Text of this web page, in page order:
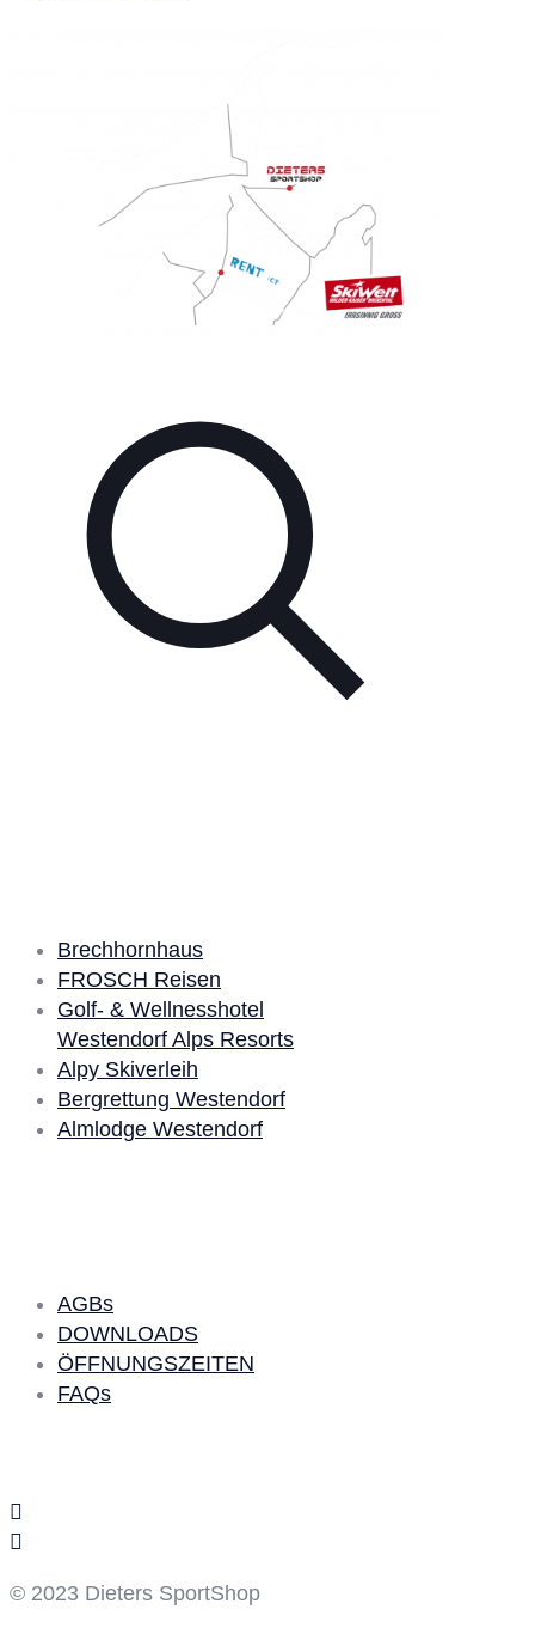
Brechhornhaus
FROSCH Reisen
Golf- & Wellnesshotel
Westendorf Alps Resorts
Alpy Skiverleih
Bergrettung Westendorf
Almlodge Westendorf
AGBs
DOWNLOADS
ÖFFNUNGSZEITEN
FAQs
© 2023 Dieters SportShop